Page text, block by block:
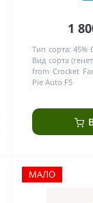
1
Тип сорта: 45%
Вид сорта
from Crocket
Pie Auto F5
МАЛО